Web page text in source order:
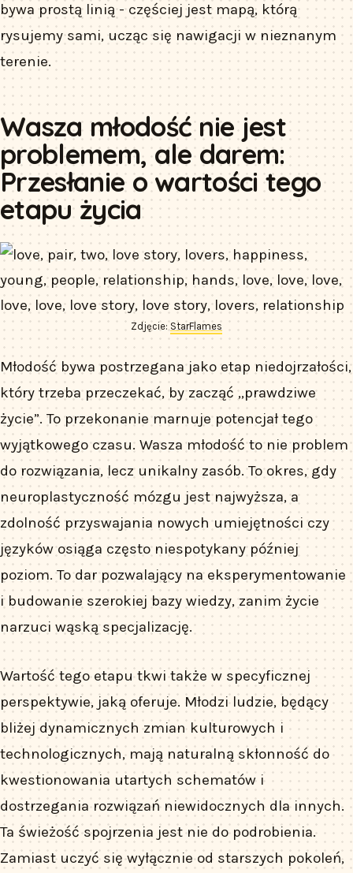
bywa prostą linią - częściej jest mapą, którą
rysujemy sami, ucząc się nawigacji w nieznanym
terenie.
Wasza młodość nie jest
problemem, ale darem:
Przesłanie o wartości tego
etapu życia
Zdjęcie: StarFlames
Młodość bywa postrzegana jako etap niedojrzałości,
który trzeba przeczekać, by zacząć „prawdziwe
życie”. To przekonanie marnuje potencjał tego
wyjątkowego czasu. Wasza młodość to nie problem
do rozwiązania, lecz unikalny zasób. To okres, gdy
neuroplastyczność mózgu jest najwyższa, a
zdolność przyswajania nowych umiejętności czy
języków osiąga często niespotykany później
poziom. To dar pozwalający na eksperymentowanie
i budowanie szerokiej bazy wiedzy, zanim życie
narzuci wąską specjalizację.
Wartość tego etapu tkwi także w specyficznej
perspektywie, jaką oferuje. Młodzi ludzie, będący
bliżej dynamicznych zmian kulturowych i
technologicznych, mają naturalną skłonność do
kwestionowania utartych schematów i
dostrzegania rozwiązań niewidocznych dla innych.
Ta świeżość spojrzenia jest nie do podrobienia.
Zamiast uczyć się wyłącznie od starszych pokoleń,